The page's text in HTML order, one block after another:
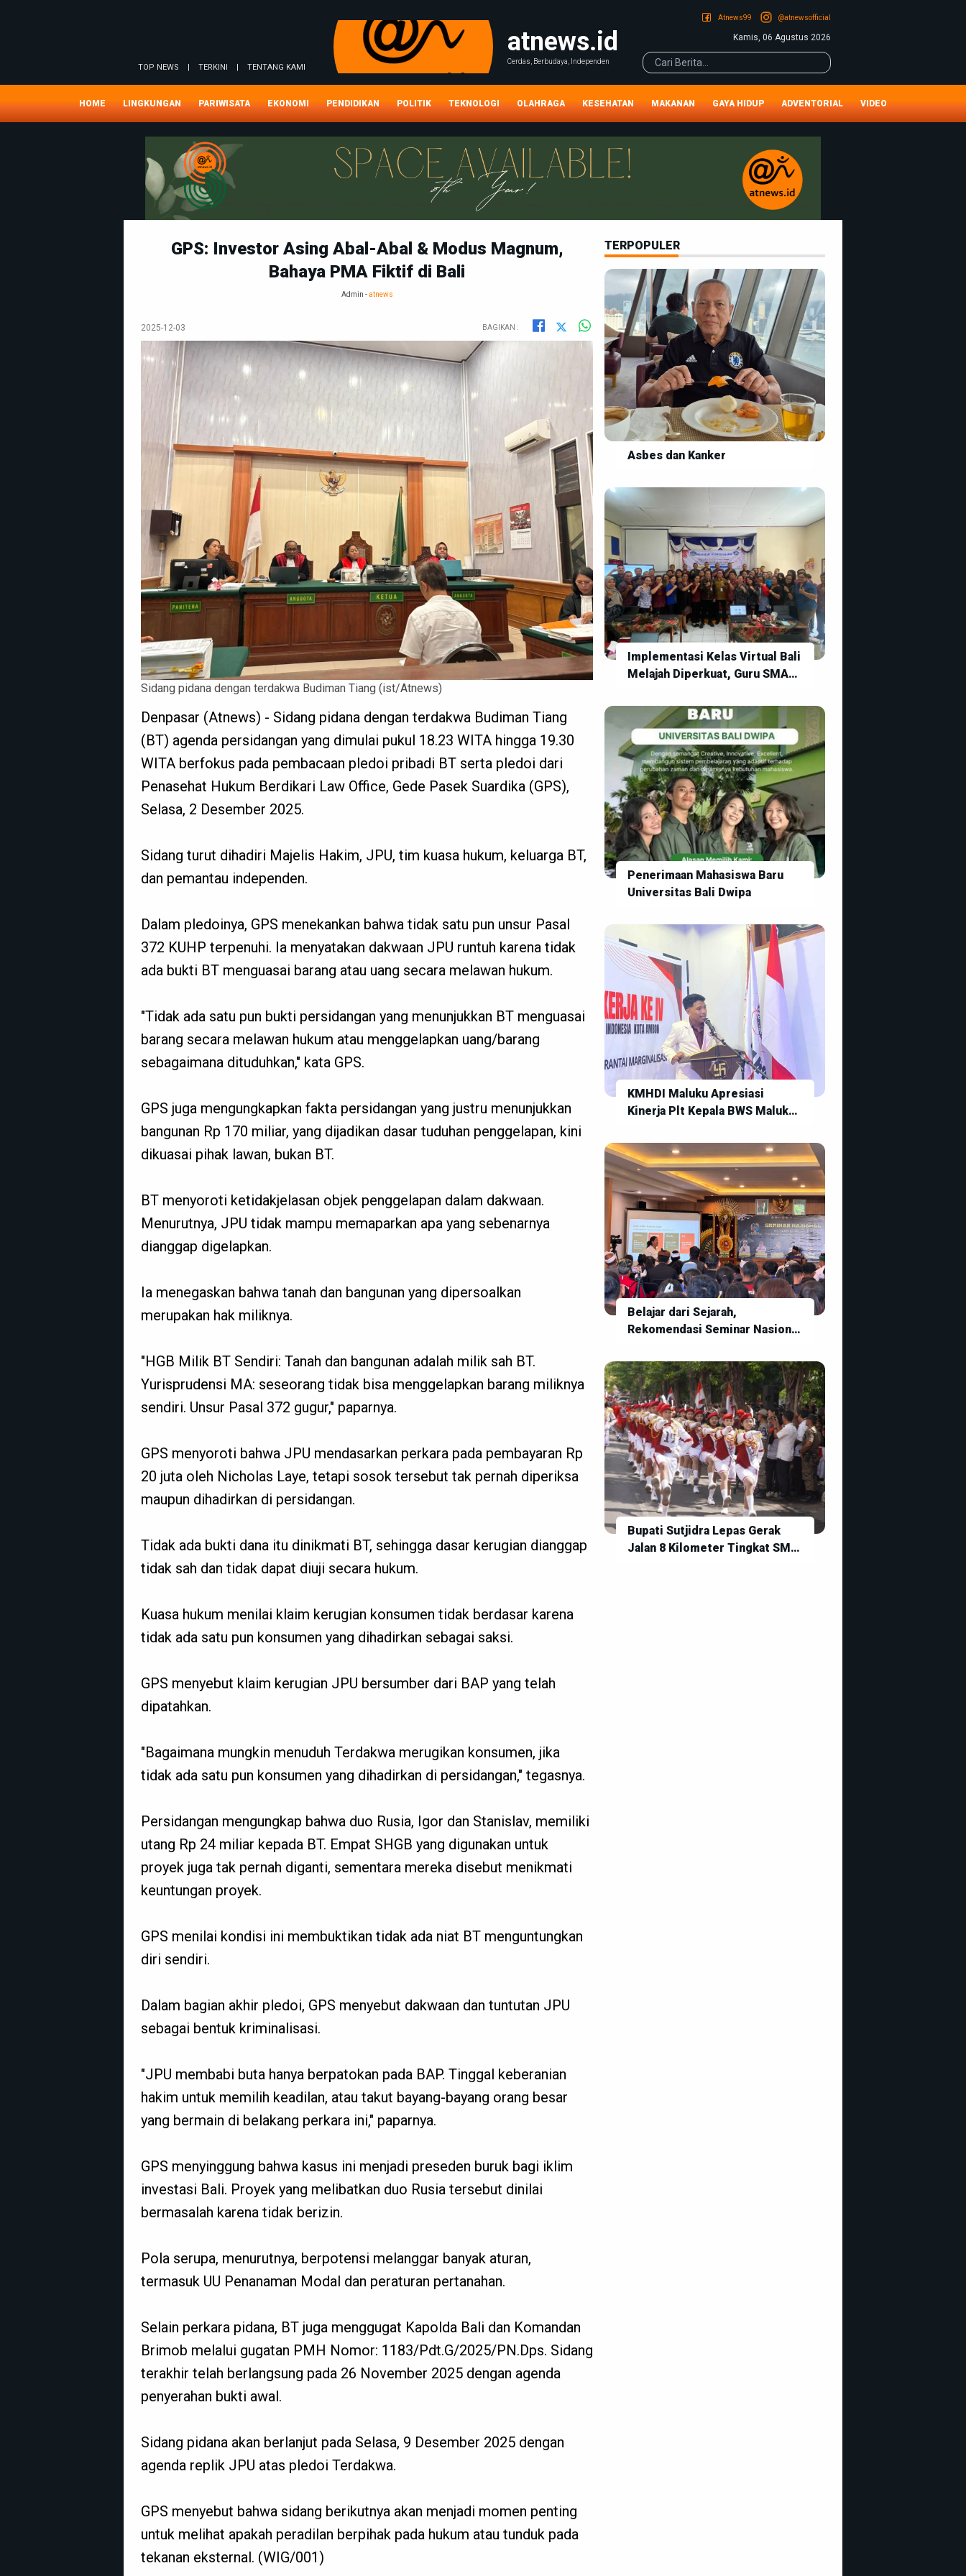
TOP NEWS | TERKINI | TENTANG KAMI
atnews.id
Cerdas, Berbudaya, Independen
Atnews99 @atnewsofficial
Kamis, 06 Agustus 2026
HOME LINGKUNGAN PARIWISATA EKONOMI PENDIDIKAN POLITIK TEKNOLOGI OLAHRAGA KESEHATAN MAKANAN GAYA HIDUP ADVENTORIAL VIDEO
GPS: Investor Asing Abal-Abal & Modus Magnum,
Bahaya PMA Fiktif di Bali
Admin -atnews
2025-12-03 BAGIKAN :
Sidang pidana dengan terdakwa Budiman Tiang (ist/Atnews)
Denpasar (Atnews) - Sidang pidana dengan terdakwa Budiman Tiang
(BT) agenda persidangan yang dimulai pukul 18.23 WITA hingga 19.30
WITA berfokus pada pembacaan pledoi pribadi BT serta pledoi dari
Penasehat Hukum Berdikari Law Office, Gede Pasek Suardika (GPS),
Selasa, 2 Desember 2025.
Sidang turut dihadiri Majelis Hakim, JPU, tim kuasa hukum, keluarga BT,
dan pemantau independen.
Dalam pledoinya, GPS menekankan bahwa tidak satu pun unsur Pasal
372 KUHP terpenuhi. Ia menyatakan dakwaan JPU runtuh karena tidak
ada bukti BT menguasai barang atau uang secara melawan hukum.
"Tidak ada satu pun bukti persidangan yang menunjukkan BT menguasai
barang secara melawan hukum atau menggelapkan uang/barang
sebagaimana dituduhkan," kata GPS.
GPS juga mengungkapkan fakta persidangan yang justru menunjukkan
bangunan Rp 170 miliar, yang dijadikan dasar tuduhan penggelapan, kini
dikuasai pihak lawan, bukan BT.
BT menyoroti ketidakjelasan objek penggelapan dalam dakwaan.
Menurutnya, JPU tidak mampu memaparkan apa yang sebenarnya
dianggap digelapkan.
Ia menegaskan bahwa tanah dan bangunan yang dipersoalkan
merupakan hak miliknya.
"HGB Milik BT Sendiri: Tanah dan bangunan adalah milik sah BT.
Yurisprudensi MA: seseorang tidak bisa menggelapkan barang miliknya
sendiri. Unsur Pasal 372 gugur," paparnya.
GPS menyoroti bahwa JPU mendasarkan perkara pada pembayaran Rp
20 juta oleh Nicholas Laye, tetapi sosok tersebut tak pernah diperiksa
maupun dihadirkan di persidangan.
Tidak ada bukti dana itu dinikmati BT, sehingga dasar kerugian dianggap
tidak sah dan tidak dapat diuji secara hukum.
Kuasa hukum menilai klaim kerugian konsumen tidak berdasar karena
tidak ada satu pun konsumen yang dihadirkan sebagai saksi.
GPS menyebut klaim kerugian JPU bersumber dari BAP yang telah
dipatahkan.
"Bagaimana mungkin menuduh Terdakwa merugikan konsumen, jika
tidak ada satu pun konsumen yang dihadirkan di persidangan," tegasnya.
Persidangan mengungkap bahwa duo Rusia, Igor dan Stanislav, memiliki
utang Rp 24 miliar kepada BT. Empat SHGB yang digunakan untuk
proyek juga tak pernah diganti, sementara mereka disebut menikmati
keuntungan proyek.
GPS menilai kondisi ini membuktikan tidak ada niat BT menguntungkan
diri sendiri.
Dalam bagian akhir pledoi, GPS menyebut dakwaan dan tuntutan JPU
sebagai bentuk kriminalisasi.
"JPU membabi buta hanya berpatokan pada BAP. Tinggal keberanian
hakim untuk memilih keadilan, atau takut bayang-bayang orang besar
yang bermain di belakang perkara ini," paparnya.
GPS menyinggung bahwa kasus ini menjadi preseden buruk bagi iklim
investasi Bali. Proyek yang melibatkan duo Rusia tersebut dinilai
bermasalah karena tidak berizin.
Pola serupa, menurutnya, berpotensi melanggar banyak aturan,
termasuk UU Penanaman Modal dan peraturan pertanahan.
Selain perkara pidana, BT juga menggugat Kapolda Bali dan Komandan
Brimob melalui gugatan PMH Nomor: 1183/Pdt.G/2025/PN.Dps. Sidang
terakhir telah berlangsung pada 26 November 2025 dengan agenda
penyerahan bukti awal.
Sidang pidana akan berlanjut pada Selasa, 9 Desember 2025 dengan
agenda replik JPU atas pledoi Terdakwa.
GPS menyebut bahwa sidang berikutnya akan menjadi momen penting
untuk melihat apakah peradilan berpihak pada hukum atau tunduk pada
tekanan eksternal. (WIG/001)
TERPOPULER
Asbes dan Kanker
Implementasi Kelas Virtual Bali
Melajah Diperkuat, Guru SMA
Wujudkan Pembelajaran Digital
yang Inovatif
Penerimaan Mahasiswa Baru
Universitas Bali Dwipa
KMHDI Maluku Apresiasi
Kinerja Plt Kepala BWS Maluku
Kepemimpinan
Belajar dari Sejarah,
Rekomendasi Seminar Nasional
Bupati Sutjidra Lepas Gerak
Jalan 8 Kilometer Tingkat SMP,